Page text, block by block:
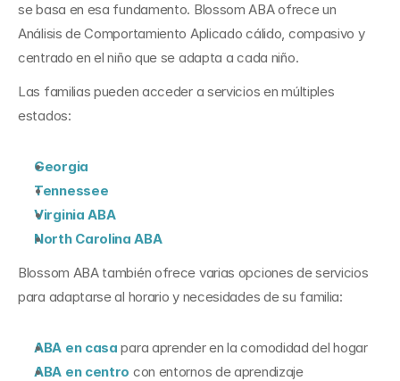
se basa en esa fundamento. Blossom ABA ofrece un
Análisis de Comportamiento Aplicado cálido, compasivo y
centrado en el niño que se adapta a cada niño.
Las familias pueden acceder a servicios en múltiples
estados:
Georgia
Tennessee
Virginia ABA
North Carolina ABA
Blossom ABA también ofrece varias opciones de servicios
para adaptarse al horario y necesidades de su familia:
ABA en casa para aprender en la comodidad del hogar
ABA en centro con entornos de aprendizaje